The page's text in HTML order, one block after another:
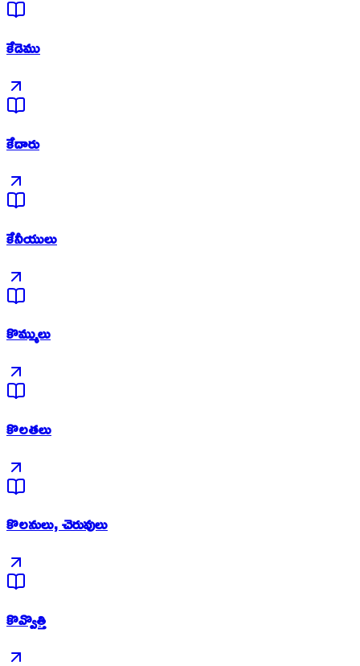
కేడెము
కేదారు
కేనీయులు
కొమ్ములు
కొలతలు
కొలనులు, చెరువులు
కొవ్వొత్తి